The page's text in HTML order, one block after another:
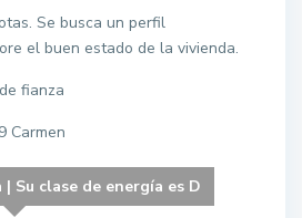
Se busca un perfil
el buen estado de la vivienda.
fianza
Carmen
| Su clase de energía es D